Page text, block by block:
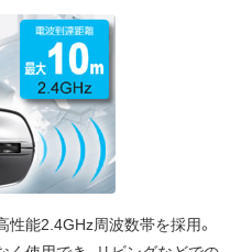
能2.4GHz周波数帯を採用。